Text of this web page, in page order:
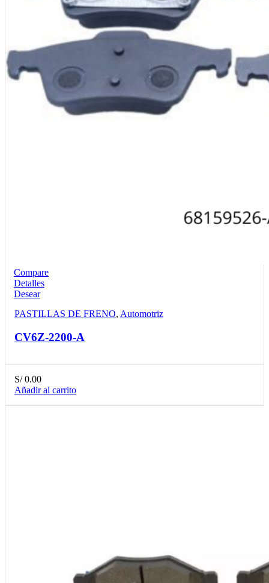
Compare
Detalles
Desear
PASTILLAS DE FRENO, Automotriz
CV6Z-2200-A
S/0.00
Añadir al carrito